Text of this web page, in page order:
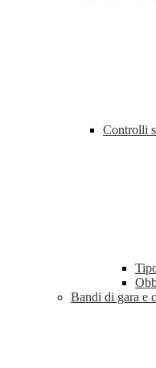
Controlli
Bandi di gara e